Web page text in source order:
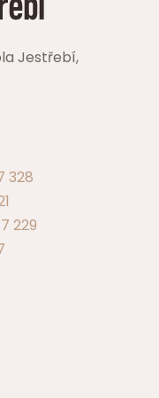
Jestřebí,
328
229